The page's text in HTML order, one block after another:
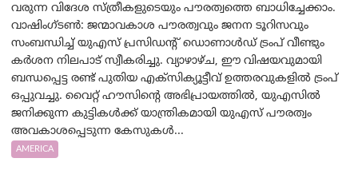
വരുന്ന വിദേശ സ്ത്രീകളുടെയും പൗരത്വത്തെ ബാധിച്ചേക്കാം.
വാഷിംഗ്ടണ്‍: ജന്മാവകാശ പൗരത്വവും ജനന ടൂറിസവും
സംബന്ധിച്ച് യുഎസ് പ്രസിഡന്റ് ഡൊണാൾഡ് ട്രംപ് വീണ്ടും
കർശന നിലപാട് സ്വീകരിച്ചു. വ്യാഴാഴ്ച, ഈ വിഷയവുമായി
ബന്ധപ്പെട്ട രണ്ട് പുതിയ എക്സിക്യൂട്ടീവ് ഉത്തരവുകളിൽ ട്രംപ്
ഒപ്പുവച്ചു. വൈറ്റ് ഹൗസിന്റെ അഭിപ്രായത്തിൽ, യുഎസിൽ
ജനിക്കുന്ന കുട്ടികൾക്ക് യാന്ത്രികമായി യുഎസ് പൗരത്വം
അവകാശപ്പെടുന്ന കേസുകൾ...
AMERICA